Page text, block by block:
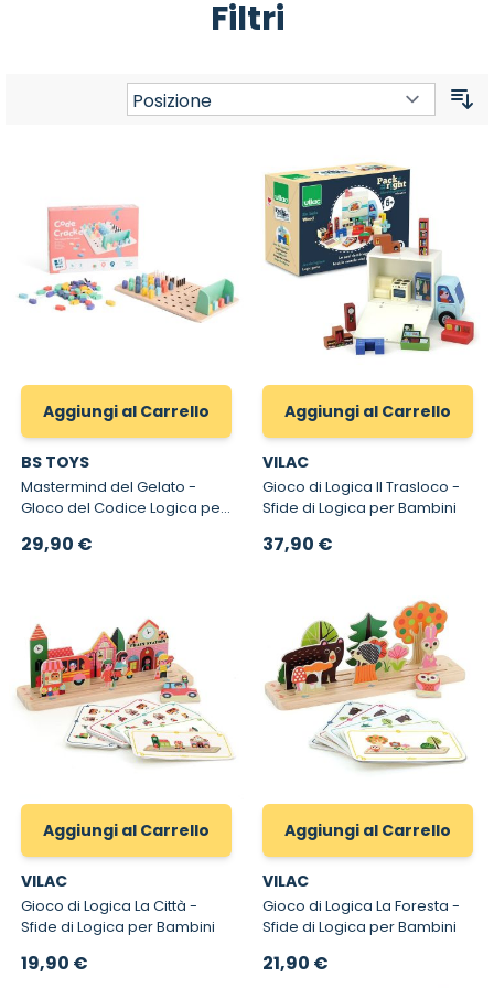
Filtri
Aggiungi al Carrello
BS TOYS
Mastermind del Gelato -
GIoco del Codice Logica per
29,90 €
Aggiungi al Carrello
VILAC
Gioco di Logica Il Trasloco -
Sfide di Logica per Bambini
37,90 €
Aggiungi al Carrello
VILAC
Gioco di Logica La Città -
Sfide di Logica per Bambini
19,90 €
Aggiungi al Carrello
VILAC
Gioco di Logica La Foresta -
Sfide di Logica per Bambini
21,90 €